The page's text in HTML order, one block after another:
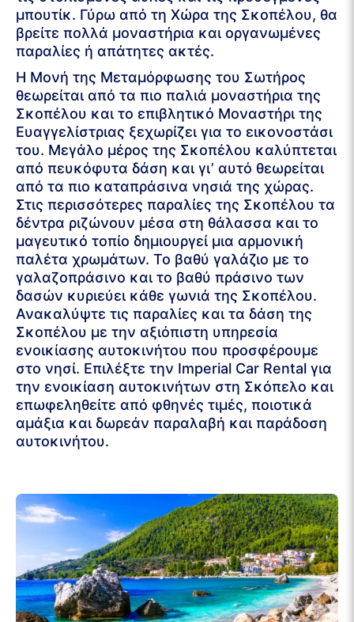
μπουτίκ. Γύρω από τη Χώρα της Σκοπέλου, θα
βρείτε πολλά μοναστήρια και οργανωμένες
παραλίες ή απάτητες ακτές.
Η Μονή της Μεταμόρφωσης του Σωτήρος
θεωρείται από τα πιο παλιά μοναστήρια της
Σκοπέλου και το επιβλητικό Μοναστήρι της
Ευαγγελίστριας ξεχωρίζει για το εικονοστάσι
του. Μεγάλο μέρος της Σκοπέλου καλύπτεται
από πευκόφυτα δάση και γι’ αυτό θεωρείται
από τα πιο καταπράσινα νησιά της χώρας.
Στις περισσότερες παραλίες της Σκοπέλου τα
δέντρα ριζώνουν μέσα στη θάλασσα και το
μαγευτικό τοπίο δημιουργεί μια αρμονική
παλέτα χρωμάτων. Το βαθύ γαλάζιο με το
γαλαζοπράσινο και το βαθύ πράσινο των
δασών κυριεύει κάθε γωνιά της Σκοπέλου.
Ανακαλύψτε τις παραλίες και τα δάση της
Σκοπέλου με την αξιόπιστη υπηρεσία
ενοικίασης αυτοκινήτου που προσφέρουμε
στο νησί. Επιλέξτε την Imperial Car Rental για
την ενοικίαση αυτοκινήτων στη Σκόπελο και
επωφεληθείτε από φθηνές τιμές, ποιοτικά
αμάξια και δωρεάν παραλαβή και παράδοση
αυτοκινήτου.